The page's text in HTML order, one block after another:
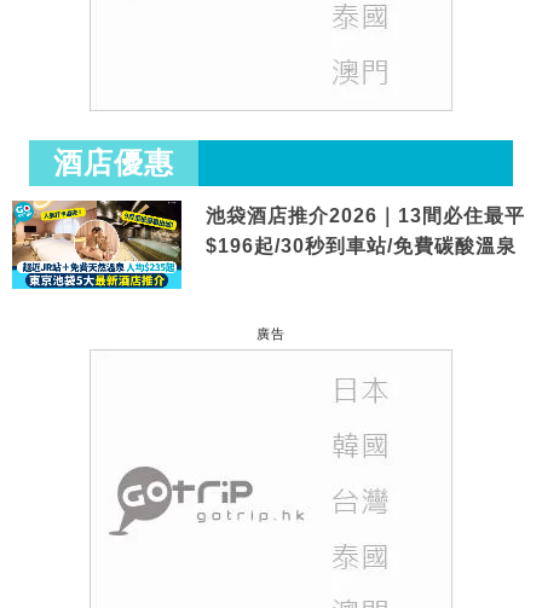
酒店優惠
池袋酒店推介2026｜13間必住最平
$196起/30秒到車站/免費碳酸溫泉
廣告